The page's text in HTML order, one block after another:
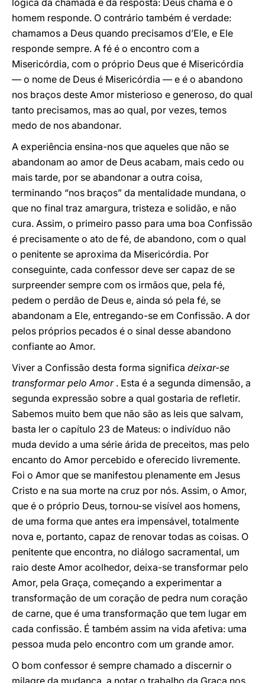
lógica da chamada e da resposta: Deus chama e o
homem responde. O contrário também é verdade:
chamamos a Deus quando precisamos d’Ele, e Ele
responde sempre. A fé é o encontro com a
Misericórdia, com o próprio Deus que é Misericórdia
— o nome de Deus é Misericórdia — e é o abandono
nos braços deste Amor misterioso e generoso, do qual
tanto precisamos, mas ao qual, por vezes, temos
medo de nos abandonar.
A experiência ensina-nos que aqueles que não se
abandonam ao amor de Deus acabam, mais cedo ou
mais tarde, por se abandonar a outra coisa,
terminando “nos braços” da mentalidade mundana, o
que no final traz amargura, tristeza e solidão, e não
cura. Assim, o primeiro passo para uma boa Confissão
é precisamente o ato de fé, de abandono, com o qual
o penitente se aproxima da Misericórdia. Por
conseguinte, cada confessor deve ser capaz de se
surpreender sempre com os irmãos que, pela fé,
pedem o perdão de Deus e, ainda só pela fé, se
abandonam a Ele, entregando-se em Confissão. A dor
pelos próprios pecados é o sinal desse abandono
confiante ao Amor.
Viver a Confissão desta forma significa deixar-se
transformar pelo Amor. Esta é a segunda dimensão, a
segunda expressão sobre a qual gostaria de refletir.
Sabemos muito bem que não são as leis que salvam,
basta ler o capítulo 23 de Mateus: o indivíduo não
muda devido a uma série árida de preceitos, mas pelo
encanto do Amor percebido e oferecido livremente.
Foi o Amor que se manifestou plenamente em Jesus
Cristo e na sua morte na cruz por nós. Assim, o Amor,
que é o próprio Deus, tornou-se visível aos homens,
de uma forma que antes era impensável, totalmente
nova e, portanto, capaz de renovar todas as coisas. O
penitente que encontra, no diálogo sacramental, um
raio deste Amor acolhedor, deixa-se transformar pelo
Amor, pela Graça, começando a experimentar a
transformação de um coração de pedra num coração
de carne, que é uma transformação que tem lugar em
cada confissão. É também assim na vida afetiva: uma
pessoa muda pelo encontro com um grande amor.
O bom confessor é sempre chamado a discernir o
milagre da mudança, a notar o trabalho da Graça nos